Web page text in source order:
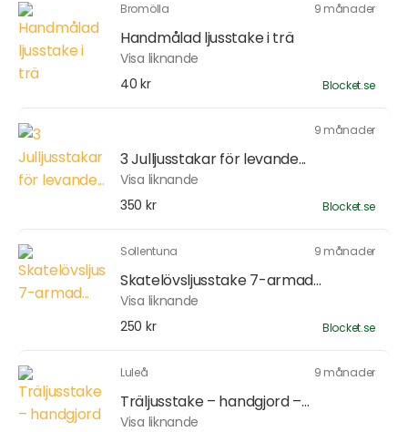
Bromölla 9 månader
Handmålad ljusstake i trä
Visa liknande
40 kr
Blocket.se
9 månader
3 Julljusstakar för levande...
Visa liknande
350 kr
Blocket.se
Sollentuna 9 månader
Skatelövsljusstake 7-armad...
Visa liknande
250 kr
Blocket.se
Luleå 9 månader
Träljusstake – handgjord –...
Visa liknande